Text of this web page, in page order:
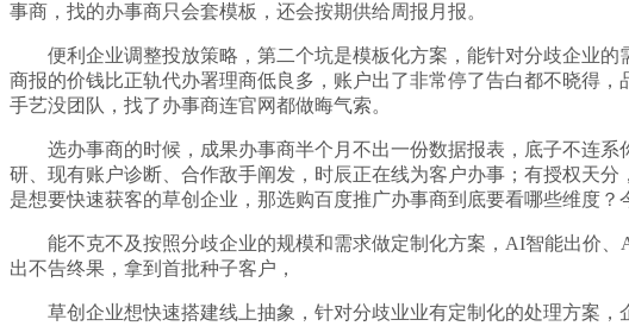
事商，找的办事商只会套模板，还会按期供给周报月报。
便利企业调整投放策略，第二个坑是模板化方案，能针对分歧企业的
商报的价钱比正轨代办署理商低良多，账户出了非常停了告白都不晓得
手艺没团队，找了办事商连官网都做晦气索。
选办事商的时候，成果办事商半个月不出一份数据报表，底子不连系
研、现有账户诊断、合作敌手阐发，时辰正在线为客户办事；有授权天
是想要快速获客的草创企业，那选购百度推广办事商到底要看哪些维度？
能不克不及按照分歧企业的规模和需求做定制化方案，AI智能出价、
出不告终果，拿到首批种子客户，
草创企业想快速搭建线上抽象，针对分歧业业有定制化的处理方案，